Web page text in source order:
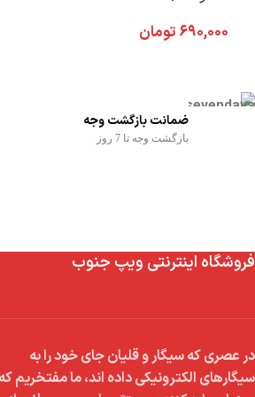
۶۹۰,۰۰۰تومان
ضمانت بازگشت وجه
بازگشت وجه تا 7 روز
فروشگاه اینترنتی ویپ جنوب
در عصری که سیگار و قلیان جای خود را به
سیگارهای الکترونیکی داده اند، ما مفتخریم که